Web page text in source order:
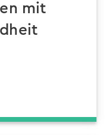
mit